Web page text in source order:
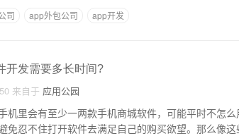
司 app外包公司 app开发
开发需要多长时间?
来自于 应用公园
机里会有至少一两款手机商城软件，可能平时不怎
免忍不住打开软件去满足自己的购买欲望。那么像这